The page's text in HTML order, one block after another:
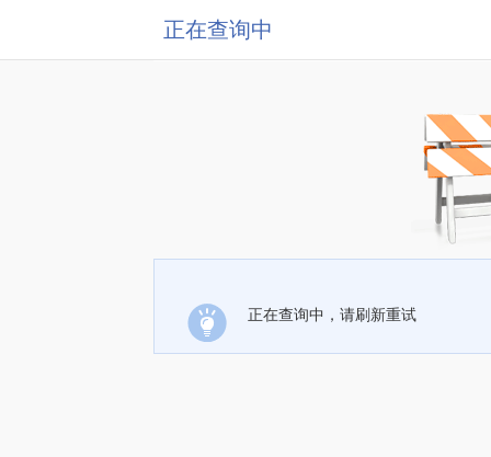
正在查询中
正在查询中，请刷新重试